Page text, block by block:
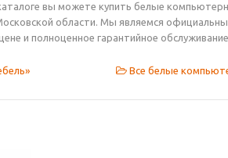
вы можете купить белые
области. Мы являемся
и полноценное гарантийное
Все белые